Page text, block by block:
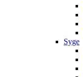
Syge